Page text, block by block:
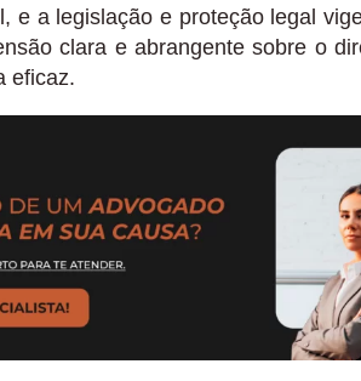
e a legislação e proteção legal
clara e abrangente sobre o
eficaz.